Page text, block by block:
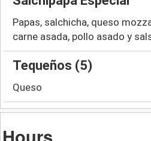
Papas, salchicha, queso
carne asada, pollo asado y
Tequeños (5)
Queso
Hours